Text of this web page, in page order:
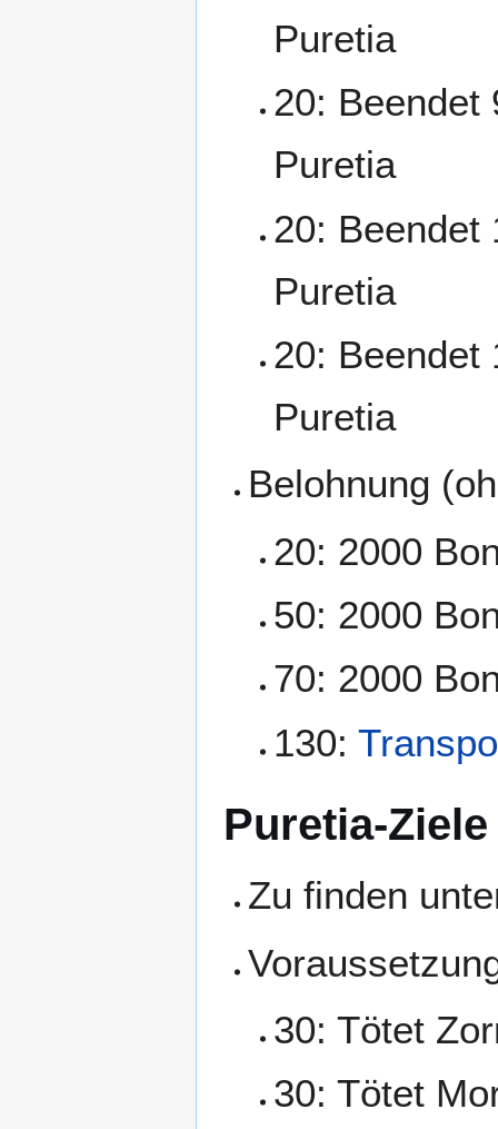
Puretia
20: Beendet
Puretia
20: Beendet
Puretia
20: Beendet
Puretia
Belohnung
20: 2000
50: 2000
70: 2000
130:
Puretia-Ziele
Zu finden
30: Tötet
30: Tötet